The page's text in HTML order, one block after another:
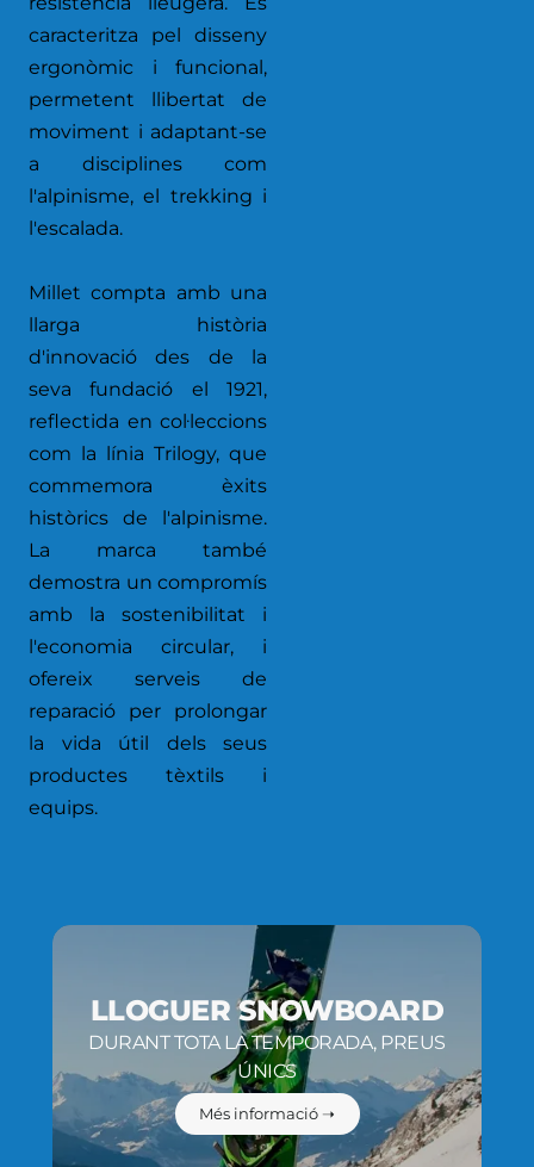
caracteritza pel disseny
ergonòmic i funcional,
permetent llibertat de
moviment i adaptant-se
a disciplines com
l'alpinisme, el trekking i
l'escalada.
Millet compta amb una
llarga història
d'innovació des de la
seva fundació el 1921,
reflectida en col·leccions
com la línia Trilogy, que
commemora èxits
històrics de l'alpinisme.
La marca també
demostra un compromís
amb la sostenibilitat i
l'economia circular, i
ofereix serveis de
reparació per prolongar
la vida útil dels seus
productes tèxtils i
equips.
LLOGUER SNOWBOARD
DURANT TOTA LA TEMPORADA, PREUS
ÚNICS
Més informació ➝